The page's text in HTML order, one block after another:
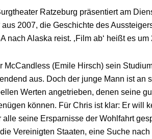
Ratzeburg präsentiert am
aus 2007, die Geschichte des
nach Alaska reist. ‚Film ab‘ heißt es um
McCandless (Emile Hirsch) sein
aus. Doch der junge Mann ist an
Werten angetrieben, denen seine
können. Für Chris ist klar: Er will
seine Ersparnisse der Wohlfahrt
Vereinigten Staaten, eine Suche